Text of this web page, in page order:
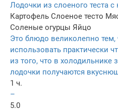
Лодочки из слоеного теста с
Картофель Слоеное тесто
Соленые огурцы Яйцо
Это блюдо великолепно
использовать практически
из того, что в холодильнике
лодочки получаются
1 ч.
–
5.0